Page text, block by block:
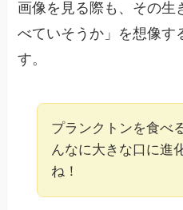
画像を見る際も、その生
べていそうか」を想像す
す。
プランクトンを食べ
んなに大きな口に進
ね！